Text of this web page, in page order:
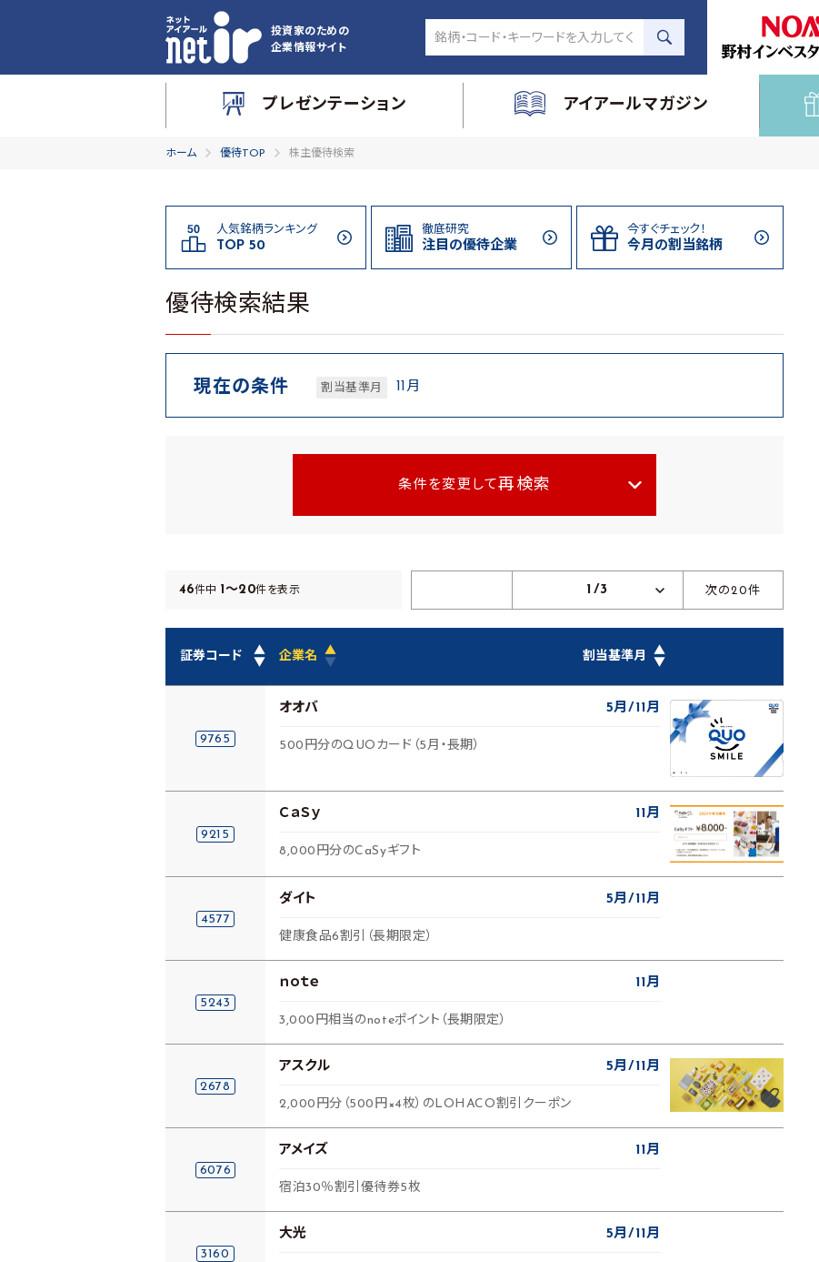
投資家のための
企業情報サイト
プレゼンテーション アイアールマガジン
ホーム 優待TOP 株主優待検索
人気銘柄ランキング
TOP 50
徹底研究
注目の優待企業
今すぐチェック！
今月の割当銘柄
優待検索結果
現在の条件 割当基準月 11月
条件を変更して 再検索
46件中 1～20件を表示 1/3 次の20件
▲
証券コード ▼
▲
企業名 ▼
▲
割当基準月 ▼
9765
オオバ 5月 11月
500円分のQUOカード（5月・長期）
9215
ＣａＳｙ 11月
8,000円分のCaSyギフト
4577
ダイト 5月 11月
健康食品6割引（長期限定）
5243
ｎｏｔｅ 11月
3,000円相当のnoteポイント（長期限定）
2678
アスクル 5月 11月
2,000円分（500円×4枚）のLOHACO割引クーポン
6076
アメイズ 11月
宿泊30％割引優待券5枚
3160
大光 5月 11月